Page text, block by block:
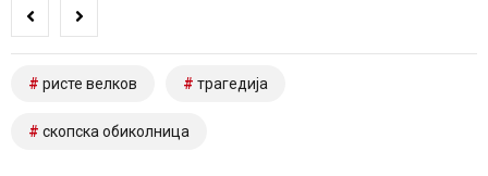
ристе велков трагедија
скопска обиколница